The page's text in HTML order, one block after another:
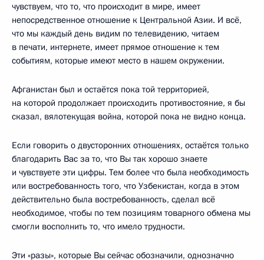
чувствуем, что то, что происходит в мире, имеет
непосредственное отношение к Центральной Азии. И всё,
что мы каждый день видим по телевидению, читаем
в печати, интернете, имеет прямое отношение к тем
событиям, которые имеют место в нашем окружении.
Афганистан был и остаётся пока той территорией,
на которой продолжает происходить противостояние, я бы
сказал, вялотекущая война, которой пока не видно конца.
Если говорить о двусторонних отношениях, остаётся только
благодарить Вас за то, что Вы так хорошо знаете
и чувствуете эти цифры. Тем более что была необходимость
или востребованность того, что Узбекистан, когда в этом
действительно была востребованность, сделал всё
необходимое, чтобы по тем позициям товарного обмена мы
смогли восполнить то, что имело трудности.
Эти «разы», которые Вы сейчас обозначили, однозначно